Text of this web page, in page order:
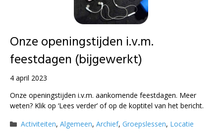
Onze openingstijden i.v.m.
feestdagen (bijgewerkt)
4 april 2023
Onze openingstijden i.v.m. aankomende feestdagen. Meer
weten? Klik op ‘Lees verder’ of op de koptitel van het bericht.
Categorieën
Activiteiten,Algemeen,Archief,Groepslessen, Locatie